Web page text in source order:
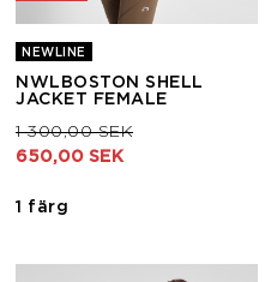
NEWLINE
NWLBOSTON SHELL
JACKET FEMALE
Pris nedsatt från
1 300,00 SEKtill
650,00 SEK
1 färg